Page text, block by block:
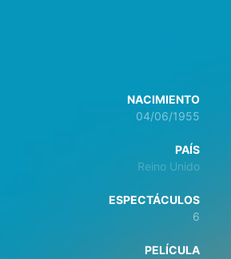
NACIMIENTO
04/06/1955
PAÍS
Reino Unido
ESPECTÁCULOS
6
PELÍCULA